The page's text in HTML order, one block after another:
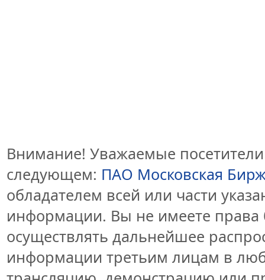
Внимание! Уважаемые
следующем: ПАО Московская
обладателем всей или части
информации. Вы не имеете права
осуществлять дальнейшее
информации третьим лицам в